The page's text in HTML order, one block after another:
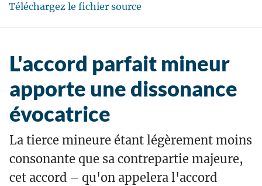
l
a
Téléchargez le fichier source
L'accord parfait mineur
apporte une dissonance
évocatrice
La tierce mineure étant légèrement moins
consonante que sa contrepartie majeure,
cet accord – qu'on appelera l'accord